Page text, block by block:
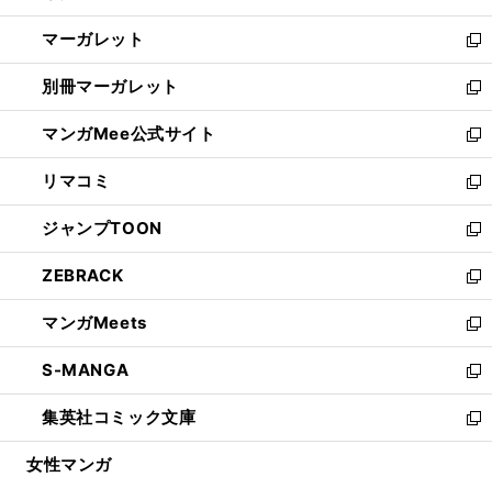
開
く
ウ
で
開
く
ン
ド
ウ
で
開
く
し
い
ウ
ィ
ン
ド
ウ
で
開
く
マーガレット
新
し
い
ウ
ィ
ン
ド
ウ
で
開
く
別冊マーガレット
新
し
い
ウ
ィ
ン
ド
ウ
で
開
く
マンガMee公式サイト
新
し
い
ウ
ィ
ン
ド
ウ
で
開
く
リマコミ
新
し
い
ウ
ィ
ン
ド
ウ
で
開
く
ジャンプTOON
新
し
い
ウ
ィ
ン
ド
ウ
で
開
ZEBRACK
新
し
い
ウ
ィ
ン
ド
ウ
マンガMeets
新
し
い
ウ
ィ
ン
S-MANGA
新
し
い
ウ
集英社コミック文庫
新
し
女性マンガ